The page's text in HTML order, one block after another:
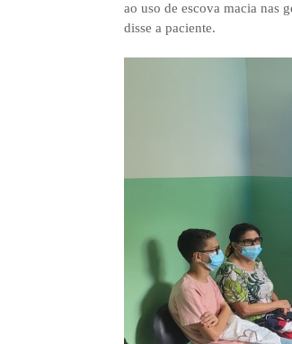
ao uso de escova macia nas
disse a paciente.